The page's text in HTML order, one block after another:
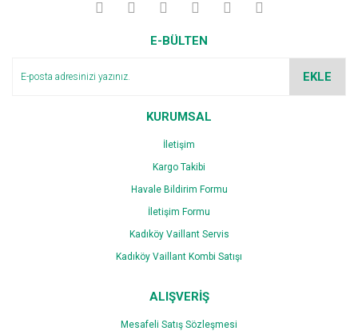
Yorum Yaz
Ürün açıklamasında eksik bilgiler bulunuyor.
Bu ürüne benzer farklı alternatifler olmalı.
Gönder
E-BÜLTEN
EKLE
KURUMSAL
İletişim
Kargo Takibi
Havale Bildirim Formu
İletişim Formu
Kadıköy Vaillant Servis
Kadıköy Vaillant Kombi Satışı
ALIŞVERİŞ
Mesafeli Satış Sözleşmesi